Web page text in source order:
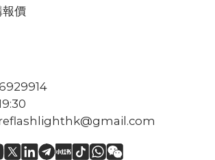
報價